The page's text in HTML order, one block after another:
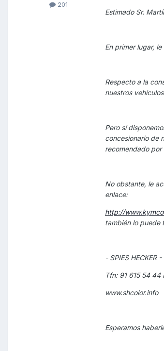
201
Estimado Sr.
En primer lugar,
Respecto a la
nuestros
Pero sí
concesionario de
recomendado por
No obstante, le
enlace:
http://
también lo puede
- SPIES HECKER
Tfn: 91 615 54 44
www.shcolor.info
Esperamos